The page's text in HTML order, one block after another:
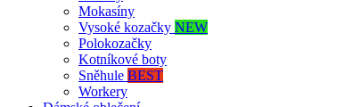
Mokasíny
Vysoké kozačky NEW
Polokozačky
Kotníkové boty
Sněhule BEST
Workery